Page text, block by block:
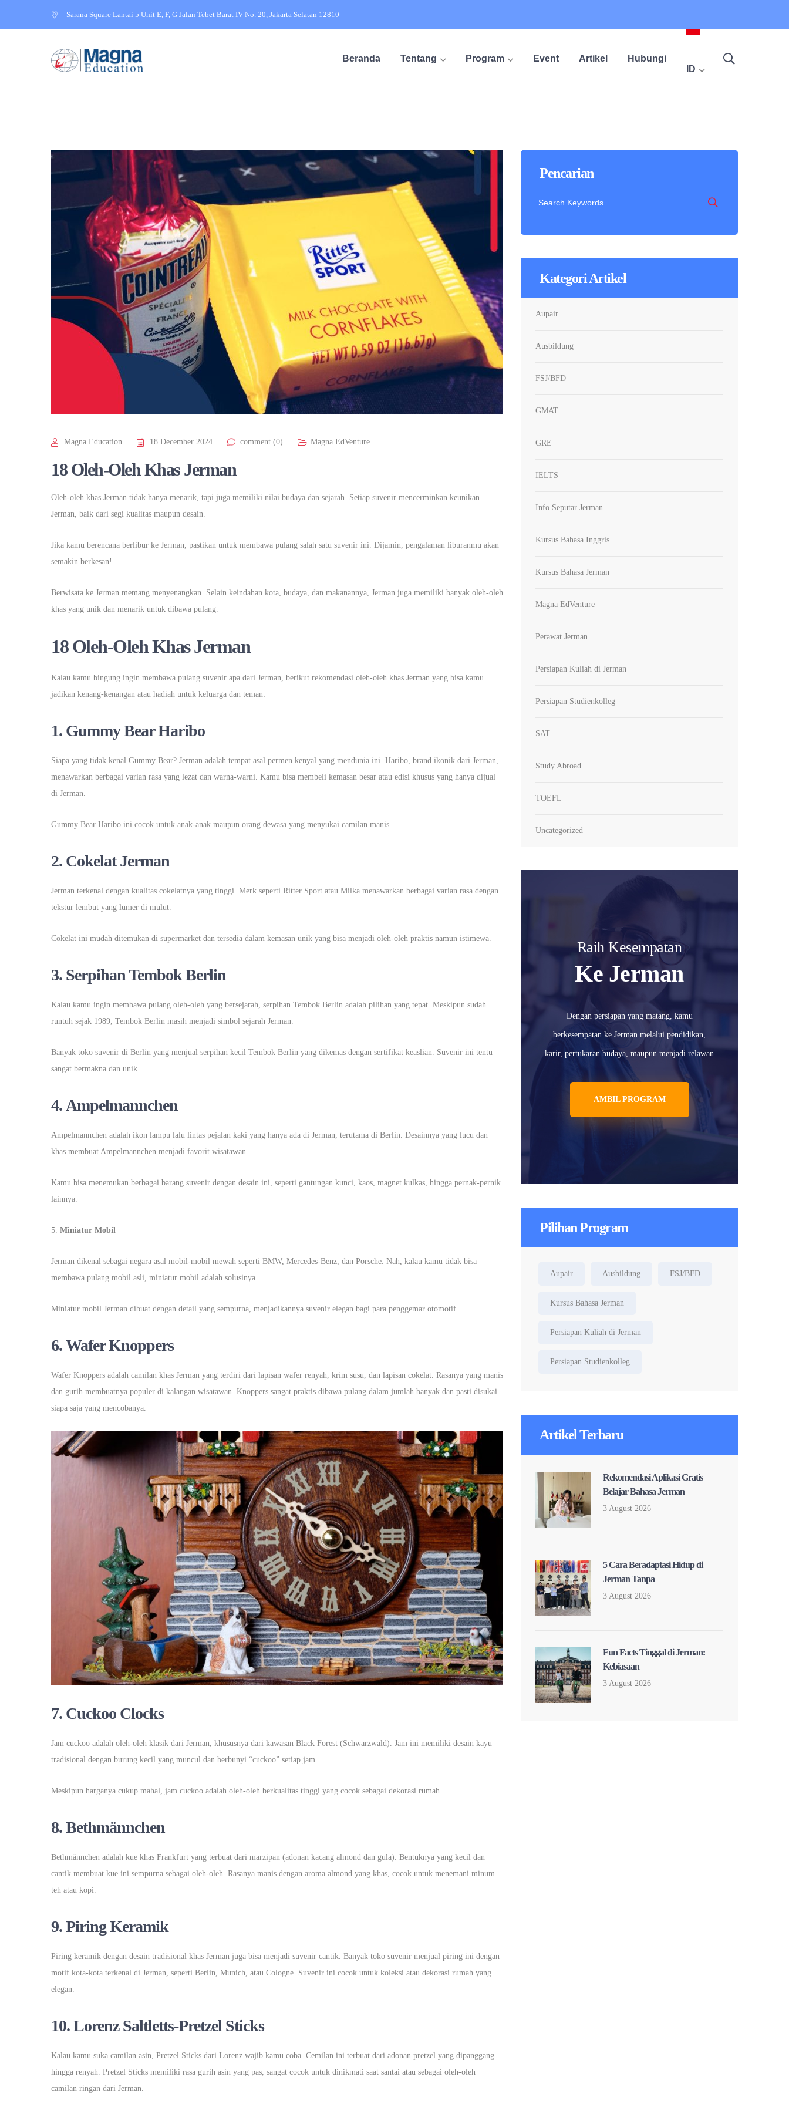
Sarana Square Lantai 5 Unit E, F, G Jalan Tebet Barat IV No. 20, Jakarta Selatan 12810
Beranda Tentang Program Event Artikel
Hubungi
ID
Magna Education 18 December 2024 comment (0) Magna EdVenture
18 Oleh-Oleh Khas Jerman
Oleh-oleh khas Jerman tidak hanya menarik, tapi juga memiliki nilai budaya dan sejarah. Setiap suvenir mencerminkan keunikan
Jerman, baik dari segi kualitas maupun desain.
Jika kamu berencana berlibur ke Jerman, pastikan untuk membawa pulang salah satu suvenir ini. Dijamin, pengalaman liburanmu akan
semakin berkesan!
Berwisata ke Jerman memang menyenangkan. Selain keindahan kota, budaya, dan makanannya, Jerman juga memiliki banyak oleh-oleh
khas yang unik dan menarik untuk dibawa pulang.
18 Oleh-Oleh Khas Jerman
Kalau kamu bingung ingin membawa pulang suvenir apa dari Jerman, berikut rekomendasi oleh-oleh khas Jerman yang bisa kamu
jadikan kenang-kenangan atau hadiah untuk keluarga dan teman:
1. Gummy Bear Haribo
Siapa yang tidak kenal Gummy Bear? Jerman adalah tempat asal permen kenyal yang mendunia ini. Haribo, brand ikonik dari Jerman,
menawarkan berbagai varian rasa yang lezat dan warna-warni. Kamu bisa membeli kemasan besar atau edisi khusus yang hanya dijual
di Jerman.
Gummy Bear Haribo ini cocok untuk anak-anak maupun orang dewasa yang menyukai camilan manis.
2. Cokelat Jerman
Jerman terkenal dengan kualitas cokelatnya yang tinggi. Merk seperti Ritter Sport atau Milka menawarkan berbagai varian rasa dengan
tekstur lembut yang lumer di mulut.
Cokelat ini mudah ditemukan di supermarket dan tersedia dalam kemasan unik yang bisa menjadi oleh-oleh praktis namun istimewa.
3. Serpihan Tembok Berlin
Kalau kamu ingin membawa pulang oleh-oleh yang bersejarah, serpihan Tembok Berlin adalah pilihan yang tepat. Meskipun sudah
runtuh sejak 1989, Tembok Berlin masih menjadi simbol sejarah Jerman.
Banyak toko suvenir di Berlin yang menjual serpihan kecil Tembok Berlin yang dikemas dengan sertifikat keaslian. Suvenir ini tentu
sangat bermakna dan unik.
4.Ampelmannchen
Ampelmannchen adalah ikon lampu lalu lintas pejalan kaki yang hanya ada di Jerman, terutama di Berlin. Desainnya yang lucu dan
khas membuat Ampelmannchen menjadi favorit wisatawan.
Kamu bisa menemukan berbagai barang suvenir dengan desain ini, seperti gantungan kunci, kaos, magnet kulkas, hingga pernak-pernik
lainnya.
5. Miniatur Mobil
Jerman dikenal sebagai negara asal mobil-mobil mewah seperti BMW, Mercedes-Benz, dan Porsche. Nah, kalau kamu tidak bisa
membawa pulang mobil asli, miniatur mobil adalah solusinya.
Miniatur mobil Jerman dibuat dengan detail yang sempurna, menjadikannya suvenir elegan bagi para penggemar otomotif.
6.Wafer Knoppers
Wafer Knoppers adalah camilan khas Jerman yang terdiri dari lapisan wafer renyah, krim susu, dan lapisan cokelat. Rasanya yang manis
dan gurih membuatnya populer di kalangan wisatawan. Knoppers sangat praktis dibawa pulang dalam jumlah banyak dan pasti disukai
siapa saja yang mencobanya.
7. Cuckoo Clocks
Jam cuckoo adalah oleh-oleh klasik dari Jerman, khususnya dari kawasan Black Forest (Schwarzwald). Jam ini memiliki desain kayu
tradisional dengan burung kecil yang muncul dan berbunyi “cuckoo” setiap jam.
Meskipun harganya cukup mahal, jam cuckoo adalah oleh-oleh berkualitas tinggi yang cocok sebagai dekorasi rumah.
8.Bethmännchen
Bethmännchen adalah kue khas Frankfurt yang terbuat dari marzipan (adonan kacang almond dan gula). Bentuknya yang kecil dan
cantik membuat kue ini sempurna sebagai oleh-oleh. Rasanya manis dengan aroma almond yang khas, cocok untuk menemani minum
teh atau kopi.
9.Piring Keramik
Piring keramik dengan desain tradisional khas Jerman juga bisa menjadi suvenir cantik. Banyak toko suvenir menjual piring ini dengan
motif kota-kota terkenal di Jerman, seperti Berlin, Munich, atau Cologne. Suvenir ini cocok untuk koleksi atau dekorasi rumah yang
elegan.
10.Lorenz Saltletts-Pretzel Sticks
Kalau kamu suka camilan asin, Pretzel Sticks dari Lorenz wajib kamu coba. Cemilan ini terbuat dari adonan pretzel yang dipanggang
hingga renyah. Pretzel Sticks memiliki rasa gurih asin yang pas, sangat cocok untuk dinikmati saat santai atau sebagai oleh-oleh
camilan ringan dari Jerman.
Pencarian
Kategori Artikel
Aupair
Ausbildung
FSJ/BFD
GMAT
GRE
IELTS
Info Seputar Jerman
Kursus Bahasa Inggris
Kursus Bahasa Jerman
Magna EdVenture
Perawat Jerman
Persiapan Kuliah di Jerman
Persiapan Studienkolleg
SAT
Study Abroad
TOEFL
Uncategorized
Raih Kesempatan
Ke Jerman
Dengan persiapan yang matang, kamu
berkesempatan ke Jerman melalui pendidikan,
karir, pertukaran budaya, maupun menjadi relawan
AMBIL PROGRAM
Pilihan Program
Aupair Ausbildung FSJ/BFD
Kursus Bahasa Jerman
Persiapan Kuliah di Jerman
Persiapan Studienkolleg
Artikel Terbaru
Rekomendasi Aplikasi Gratis
Belajar Bahasa Jerman
3 August 2026
5 Cara Beradaptasi Hidup di
Jerman Tanpa
3 August 2026
Fun Facts Tinggal di Jerman:
Kebiasaan
3 August 2026